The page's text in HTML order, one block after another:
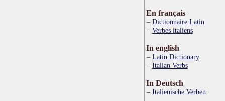
En français
Dictionnaire Latin
Verbes italiens
In english
Latin Dictionary
Italian Verbs
In Deutsch
Italienische Verben